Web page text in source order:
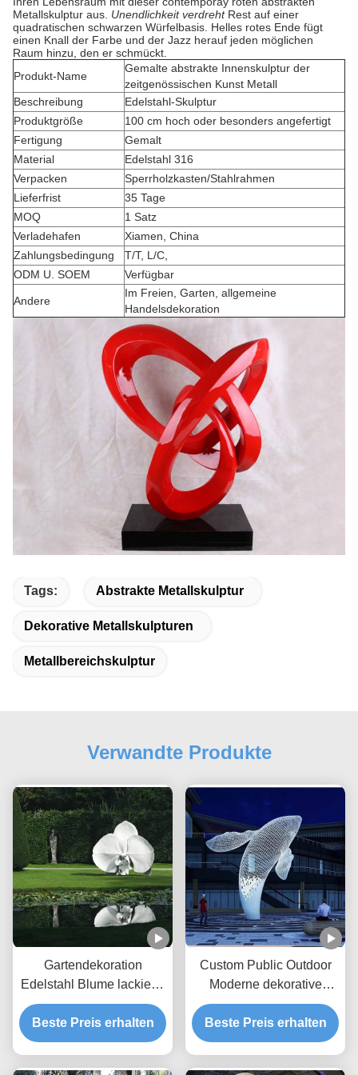
Metallskulptur aus. Unendlichkeit verdrehtRest auf einer
quadratischen schwarzen Würfelbasis. Helles rotes Ende fügt
einen Knall der Farbe und der Jazz herauf jeden möglichen
Raum hinzu, den er schmückt.
Produkt-Name
Gemalte abstrakte Innenskulptur der
zeitgenössischen Kunst Metall
Beschreibung
Edelstahl-Skulptur
Produktgröße
100 cm hoch oder besonders angefertigt
Fertigung
Gemalt
Material
Edelstahl 316
Verpacken
Sperrholzkasten/Stahlrahmen
Lieferfrist
35 Tage
MOQ
1 Satz
Verladehafen
Xiamen, China
Zahlungsbedingung
T/T, L/C,
ODM U. SOEM
Verfügbar
Andere
Im Freien, Garten, allgemeine
Handelsdekoration
Tags: Abstrakte Metallskulptur
Dekorative Metallskulpturen
Metallbereichskulptur
Verwandte Produkte
Gartendekoration
Edelstahl Blume lackierte
Skulptur
Beste Preis erhalten
Custom Public Outdoor
Moderne dekorative
Stahlskulptur Metallstatue
Riesenweißer Wal
Beste Preis erhalten